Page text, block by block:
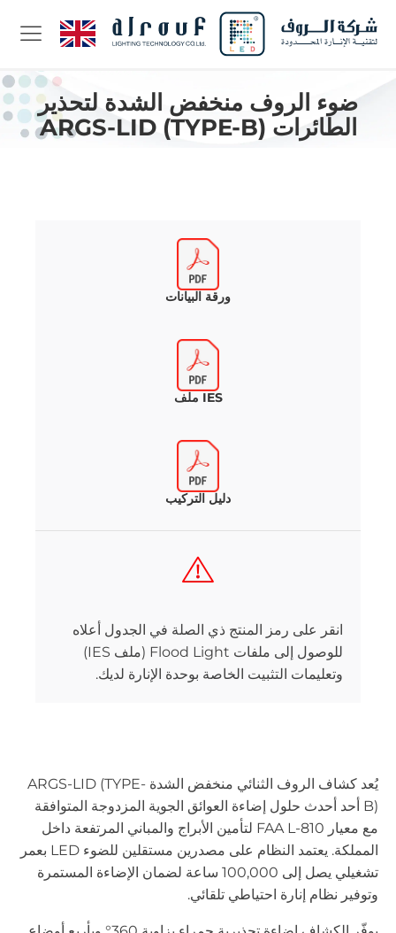
ضوء الروف منخفض الشدة لتحذير
الطائرات ARGS-LID (TYPE-B)
ورقة البيانات
IES ملف
دليل التركيب
انقر على رمز المنتج ذي الصلة في الجدول أعلاه
للوصول إلى ملفات Flood Light (ملف IES)
وتعليمات التثبيت الخاصة بوحدة الإنارة لديك.
يُعد كشاف الروف الثنائي منخفض الشدة ARGS-LID (TYPE-
B) أحد أحدث حلول إضاءة العوائق الجوية المزدوجة المتوافقة
مع معيار FAA L-810 لتأمين الأبراج والمباني المرتفعة داخل
المملكة. يعتمد النظام على مصدرين مستقلين للضوء LED بعمر
تشغيلي يصل إلى 100,000 ساعة لضمان الإضاءة المستمرة
وتوفير نظام إنارة احتياطي تلقائي.